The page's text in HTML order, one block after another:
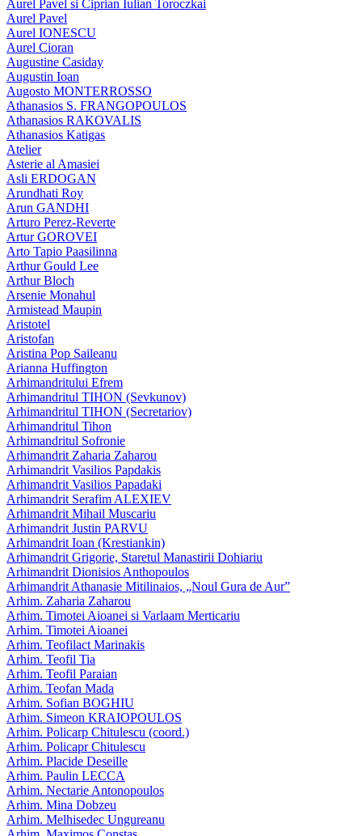
Aurel Pavel si Ciprian Iulian Toroczkai
Aurel Pavel
Aurel IONESCU
Aurel Cioran
Augustine Casiday
Augustin Ioan
Augosto MONTERROSSO
Athanasios S. FRANGOPOULOS
Athanasios RAKOVALIS
Athanasios Katigas
Atelier
Asterie al Amasiei
Asli ERDOGAN
Arundhati Roy
Arun GANDHI
Arturo Perez-Reverte
Artur GOROVEI
Arto Tapio Paasilinna
Arthur Gould Lee
Arthur Bloch
Arsenie Monahul
Armistead Maupin
Aristotel
Aristofan
Aristina Pop Saileanu
Arianna Huffington
Arhimandritului Efrem
Arhimandritul TIHON (Sevkunov)
Arhimandritul TIHON (Secretariov)
Arhimandritul Tihon
Arhimandritul Sofronie
Arhimandrit Zaharia Zaharou
Arhimandrit Vasilios Papdakis
Arhimandrit Vasilios Papadaki
Arhimandrit Serafim ALEXIEV
Arhimandrit Mihail Muscariu
Arhimandrit Justin PARVU
Arhimandrit Ioan (Krestiankin)
Arhimandrit Grigorie, Staretul Manastirii Dohiariu
Arhimandrit Dionisios Anthopoulos
Arhimandrit Athanasie Mitilinaios, „Noul Gura de Aur”
Arhim. Zaharia Zaharou
Arhim. Timotei Aioanei si Varlaam Merticariu
Arhim. Timotei Aioanei
Arhim. Teofilact Marinakis
Arhim. Teofil Tia
Arhim. Teofil Paraian
Arhim. Teofan Mada
Arhim. Sofian BOGHIU
Arhim. Simeon KRAIOPOULOS
Arhim. Policarp Chitulescu (coord.)
Arhim. Policapr Chitulescu
Arhim. Placide Deseille
Arhim. Paulin LECCA
Arhim. Nectarie Antonopoulos
Arhim. Mina Dobzeu
Arhim. Melhisedec Ungureanu